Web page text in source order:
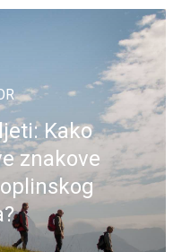
Kako
znakove